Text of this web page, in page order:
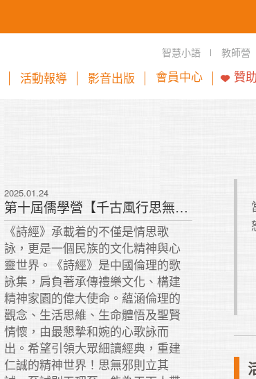
智慧小語 教師營
活動報導 影音出版 會員中心 贊
2025.01.24
第十屆儒學營【千古風行思無邪】報名開始囉～
《詩經》承載着的不僅是情思歌
詠，更是一個民族的文化精神與心
靈世界。《詩經》是中國倫理的歌
詠集，肩負著承傳禮樂文化、構建
精神家園的偉大使命。蘊涵倫理的
觀念、生活思維、生命體悟及聖賢
情懷，由最懇摯和婉的心歌詠而
出。希望引領大眾細讀經典，重建
仁誠的精神世界！思無邪則立其
什麼叫「優秀的人才」？在自己的水
平上努力的人，他就是一個優秀的人
才。